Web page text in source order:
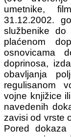
umetnike,
31.12.2002.
službenike do
plaćenom
osnovicama
doprinosa,
obavljanja
regulisanom
vojne knjižice
navedenih
zavisi od vrste
Pored